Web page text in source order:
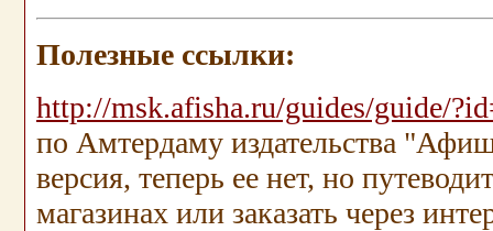
Полезные ссылки:
http://msk.afisha.ru/guides/guide/
по Амтердаму издательства
версия, теперь ее нет, но
магазинах или заказать через